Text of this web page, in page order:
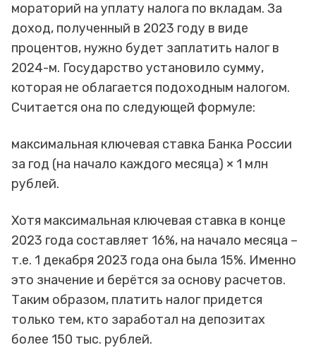
мораторий на уплату налога по вкладам. За
доход, полученный в 2023 году в виде
процентов, нужно будет заплатить налог в
2024-м. Государство установило сумму,
которая не облагается подоходным налогом.
Считается она по следующей формуле:
максимальная ключевая ставка Банка России
за год (на начало каждого месяца) × 1 млн
рублей.
Хотя максимальная ключевая ставка в конце
2023 года составляет 16%, на начало месяца –
т.е. 1 декабря 2023 года она была 15%. Именно
это значение и берётся за основу расчетов.
Таким образом, платить налог придется
только тем, кто заработал на депозитах
более 150 тыс. рублей.